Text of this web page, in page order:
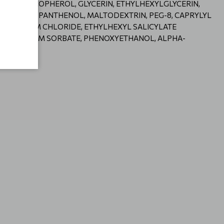
TOCOPHEROL, GLYCERIN, ETHYLHEXYLGLYCERIN,
68, BHT, PANTHENOL, MALTODEXTRIN, PEG-8, CAPRYLYL
CHLORIDE, ETHYLHEXYL SALICYLATE
SORBATE, PHENOXYETHANOL, ALPHA-